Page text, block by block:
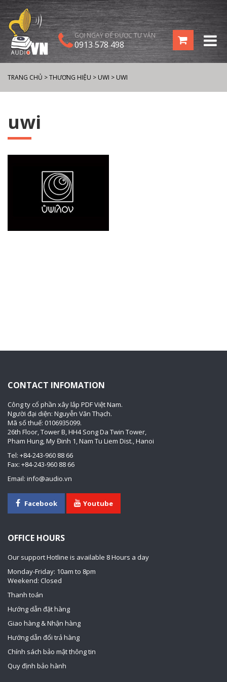
GỌI NGAY ĐỂ ĐƯỢC TƯ VẤN
0913 578 498
TRANG CHỦ >THƯƠNG HIỆU > UWI > UWI
uwi
CONTACT INFOMATION
Công ty cổ phần xây lắp PDF Việt Nam.
Người đại diện: Nguyễn Văn Thạch.
Mã số thuế: 0106935099.
26th Floor, Tower B, HH4 Song Da Twin Tower,
Pham Hung, My Đinh 1, Nam Tu Liem Dist., Hanoi
Tel: +84-243-960 88 66
Fax: +84-243-960 88 66
Email: info@audio.vn
Facebook Youtube
OFFICE HOURS
Our support Hotline is available 8 Hours a day
Monday-Friday: 10am to 8pm
Weekend: Closed
Thanh toán
Hướng dẫn đặt hàng
Giao hàng & Nhận hàng
Hướng dẫn đổi trả hàng
Chính sách bảo mật thông tin
Quy định bảo hành